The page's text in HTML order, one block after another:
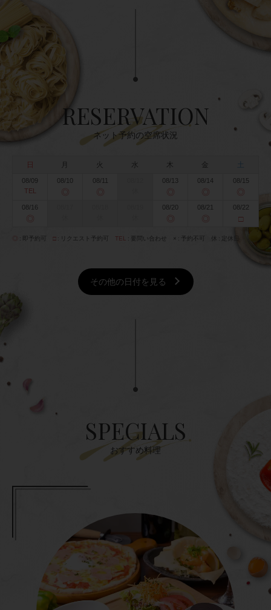
RESERVATION
ネット予約の空席状況
火 水 木 金 土
08/09
TEL
08/10
◎
08/11
◎
08/13
◎
08/14
◎
08/15
◎
08/16
◎
08/20
◎
08/21
◎
08/22
□
即予約可 □ リクエスト予約可 TEL 要問い合わせ × 予約不可 休 定休日
その他の日付を見る
SPECIALS
おすすめ料理